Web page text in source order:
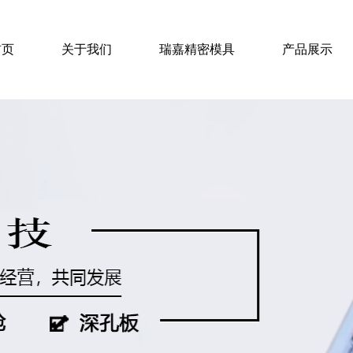
关于我们 瑞嘉精密模具 产品展示